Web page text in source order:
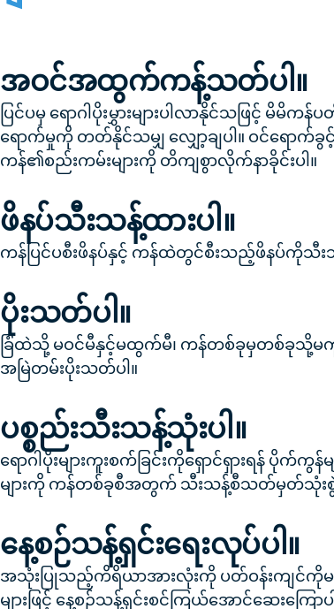
အဝင်အထွက်ကန့်သတ်ပါ။
ပြင်ပမှ ရောဂါပိုးမွှားများပါလာနိုင်သဖြင့် မိမိ
ရောက်မှုကို တတ်နိုင်သမျှ လျှော့ချပါ။ ဝင်ရောက်
ကန်၏စည်းကမ်းများကို တိကျစွာလိုက်နာခိုင်းပါ။
ဖိနပ်သီးသန့်ထားပါ။
ကန်ပြင်ပစီးဖိနပ်နှင့် ကန်ထဲတွင်စီးသည့်ဖိနပ်ကိုသီးသ
ပိုးသတ်ပါ။
ခြံထဲသို့ မဝင်မီနှင့်မထွက်မီ၊ ကန်တစ်ခုမှတစ်ခုသို့မကူ
အမြဲတမ်းပိုးသတ်ပါ။
ပစ္စည်းသီးသန့်သုံးပါ။
ရောဂါပိုးများကူးစက်ခြင်းကိုရှောင်ရှားရန် ပိုက်ကွန်မ
များကို ကန်တစ်ခုစီအတွက် သီးသန့်စီသတ်မှတ်သုံးစွဲ
နေ့စဉ်သန့်ရှင်းရေးလုပ်ပါ။
အသုံးပြုသည့်ကိရိယာအားလုံးကို ပတ်ဝန်းကျင်ကို
များဖြင့် နေ့စဉ်သန့်ရှင်းစင်ကြယ်အောင်ဆေးကြောပ